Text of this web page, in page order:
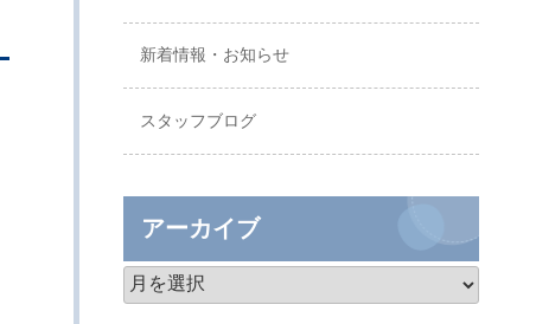
新着情報・お知らせ
スタッフブログ
アーカイブ